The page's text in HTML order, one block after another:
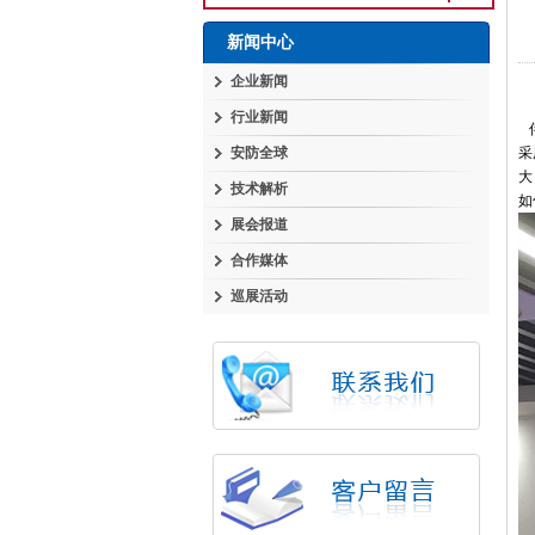
新闻中心
企业新闻
行业新闻
安防全球
技术解析
展会报道
合作媒体
巡展活动